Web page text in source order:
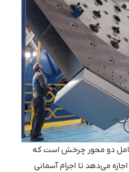
دو محور چرخش است که
می‌دهد تا اجرام آسمانی